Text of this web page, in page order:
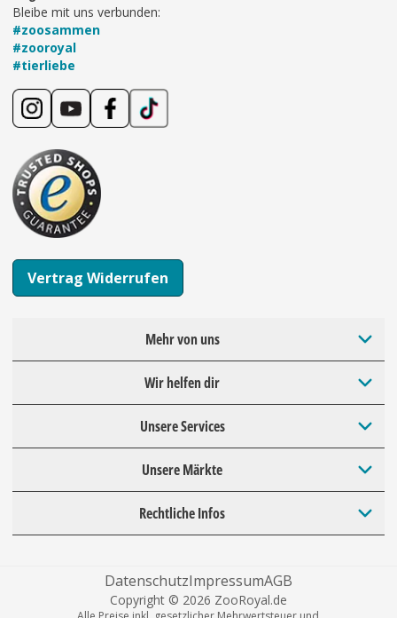
Bleibe mit uns verbunden:
#zoosammen
#zooroyal
#tierliebe
Vertrag Widerrufen
Mehr von uns
Wir helfen dir
Unsere Services
Unsere Märkte
Rechtliche Infos
DatenschutzImpressumAGB
Copyright © 2026 ZooRoyal.de